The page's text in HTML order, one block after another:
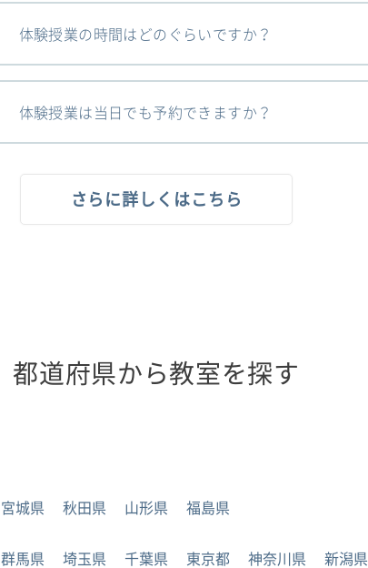
体験授業の時間はどのぐらいですか？
体験授業は当日でも予約できますか？
さらに詳しくはこちら
都道府県から教室を探す
宮城県 秋田県 山形県 福島県
群馬県 埼玉県 千葉県 東京都 神奈川県 新潟県